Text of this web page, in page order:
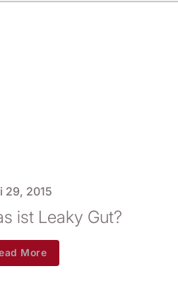
29, 2015
ist Leaky Gut?
More